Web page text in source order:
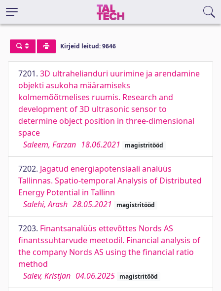
Kirjeid leitud: 9646
7201. 3D ultrahelianduri uurimine ja arendamine
objekti asukoha määramiseks
kolmemõõtmelises ruumis. Research and
development of 3D ultrasonic sensor to
determine object position in three-dimensional
space
Saleem, Farzan 18.06.2021 magistritööd
7202. Jagatud energiapotensiaali analüüs
Tallinnas. Spatio-temporal Analysis of Distributed
Energy Potential in Tallinn
Salehi, Arash 28.05.2021 magistritööd
7203. Finantsanalüüs ettevõttes Nords AS
finantssuhtarvude meetodil. Financial analysis of
the company Nords AS using the financial ratio
method
Salev, Kristjan 04.06.2025 magistritööd